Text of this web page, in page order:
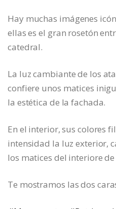
Hay muchas imágenes
ellas es el gran rosetón
catedral.
La luz cambiante de los
confiere unos matices
la estética de la fachada.
En el interior, sus colores
intensidad la luz exterior,
los matices del interiore
Te mostramos las dos